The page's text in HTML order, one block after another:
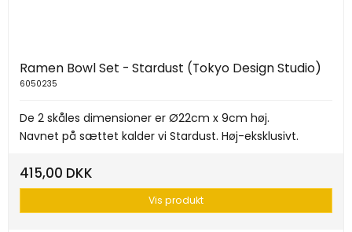
Ramen Bowl Set - Stardust (Tokyo Design Studio)
6050235
De 2 skåles dimensioner er Ø22cm x 9cm høj.
Navnet på sættet kalder vi Stardust. Høj-eksklusivt.
415,00 DKK
Vis produkt